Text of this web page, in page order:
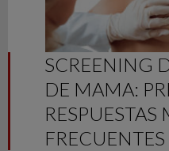
SCREENING
DE MAMA:
RESPUESTAS
FRECUENTES